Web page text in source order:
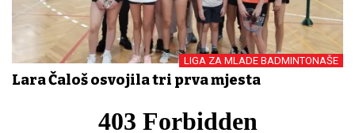
LIGA ZA MLADE BADMINTONAŠE
Lara Čaloš osvojila tri prva mjesta